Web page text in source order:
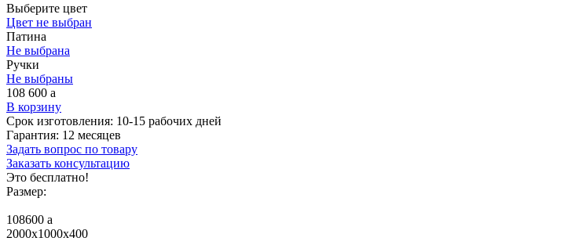
Выберите цвет
Цвет не выбран
Патина
Не выбрана
Ручки
Не выбраны
108 600 a
В корзину
Срок изготовления: 10-15 рабочих дней
Гарантия: 12 месяцев
Задать вопрос по товару
Заказать консультацию
Это бесплатно!
Размер:
108600 a
2000x1000x400